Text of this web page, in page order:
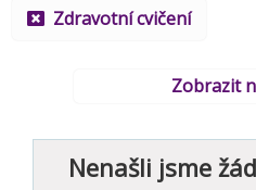
Zdravotní cvičení
Zobrazit
Nenašli jsme